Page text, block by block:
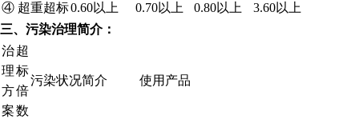
④ 超重超标0.60以上 0.70以上 0.80以上
3.60以上
三、污染治理简介：
治
理
方
案
超
标
倍
数
污染状况简介 使用产品